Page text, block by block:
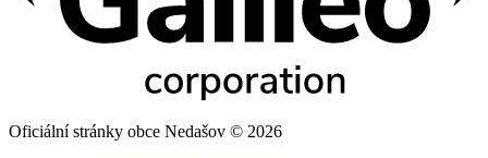
Oficiální stránky obce Nedašov © 2026